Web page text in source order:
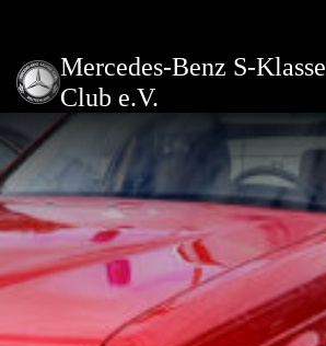
Mercedes-Benz S-Klasse
Club e.V.